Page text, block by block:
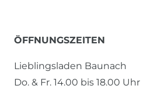
ÖFFNUNGSZEITEN
Lieblingsladen Baunach
Do. & Fr. 14.00 bis 18.00 Uhr